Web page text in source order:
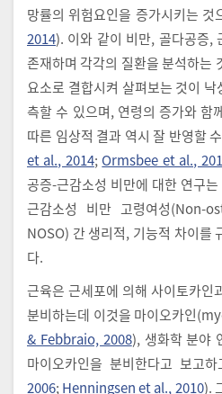
망률의 위험요인을 증가시키는 것
2014). 이와 같이 비만, 골다공증,
존재하며 각각의 질환을 분석하는
요소로 결합시켜 살펴보는 것이
측할 수 있으며, 연령의 증가와 함
따른 임상적 결과 역시 잘 반영할
et al., 2014; Ormsbee et al.,
공증-근감소성 비만에 대한 연구
근감소성 비만 고령여성(Non-
NOSO) 간 생리적, 기능적 차이를
다.
근육은 근세포에 의해 사이토카인
분비하는데 이것을 마이오카인
& Febbraio, 2008), 생화학 분야
마이오카인을 분비한다고 보고
2006; Henningsen et al., 2010).